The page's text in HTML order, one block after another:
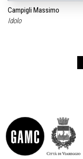
Campigli Massimo
Idolo